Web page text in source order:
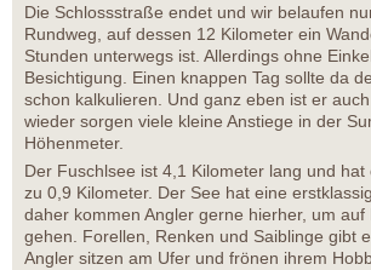
Die Schlossstraße endet und wir belaufen
Rundweg, auf dessen 12 Kilometer ein
Stunden unterwegs ist. Allerdings ohne
Besichtigung. Einen knappen Tag sollte da
schon kalkulieren. Und ganz eben ist er
wieder sorgen viele kleine Anstiege in der
Höhenmeter.
Der Fuschlsee ist 4,1 Kilometer lang und
zu 0,9 Kilometer. Der See hat eine
daher kommen Angler gerne hierher, um auf
gehen. Forellen, Renken und Saiblinge gibt
Angler sitzen am Ufer und frönen ihrem